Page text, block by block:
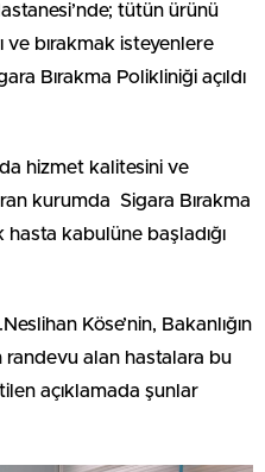
tütün ürünü
ve bırakmak isteyenlere
Bırakma Polikliniği açıldı
hizmet kalitesini ve
kurumda Sigara Bırakma
kabulüne başladığı
Köse’nin, Bakanlığın
randevu alan hastalara bu
açıklamada şunlar